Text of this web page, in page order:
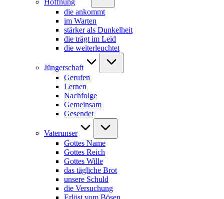
Hoffnung
die ankommt
im Warten
stärker als Dunkelheit
die trägt im Leid
die weiterleuchtet
Jüngerschaft
Gerufen
Lernen
Nachfolge
Gemeinsam
Gesendet
Vaterunser
Gottes Name
Gottes Reich
Gottes Wille
das tägliche Brot
unsere Schuld
die Versuchung
Erlöst vom Bösen